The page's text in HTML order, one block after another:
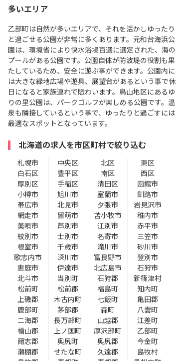
多いエリア
乙部町は自然が多いエリアで、それを活かしゆったり
と過ごせる公園が非常に多くあります。元和台海浜公
園は、環境省により快水浴場百選に選定された、海の
プールがある公園です。公園自体が防波堤の役割も果
たしているため、安全に遊ぶ事ができます。公園内に
は大きな緑地広場や遊具、展望台があるという事で休
日になると家族連れで賑わいます。鳥山地区にあるゆ
りの里公園は、パークゴルフが楽しめる公園です。温
泉も隣接しているという事で、ゆったりと過ごすには
最適なスポットとなっています。
北海道の求人を市区町村で絞り込む
札幌市 中央区 北区
東区
白石区
豊平区 南区
西区
厚別区
手稲区 清田区
函館市
小樽市
旭川市 室蘭市
釧路市
帯広市
北見市 夕張市
岩見沢市
網走市
留萌市 苫小牧市
稚内市
美唄市
芦別市 江別市
赤平市
紋別市
士別市 名寄市
三笠市
根室市
千歳市 滝川市
砂川市
歌志内市
深川市 富良野市
登別市
恵庭市
伊達市 北広島市
石狩市
北斗市
当別町 石狩郡
新篠津村
松前町
松前郡 福島町
知内町
上磯郡
木古内町 七飯町
亀田郡
鹿部町
茅部郡 森町
八雲町
二海郡
長万部町 山越郡
江差町
檜山郡
上ノ国町 厚沢部町
乙部町
爾志郡
奥尻町 奥尻郡
今金町
瀬棚郡
せたな町 久遠郡
島牧村